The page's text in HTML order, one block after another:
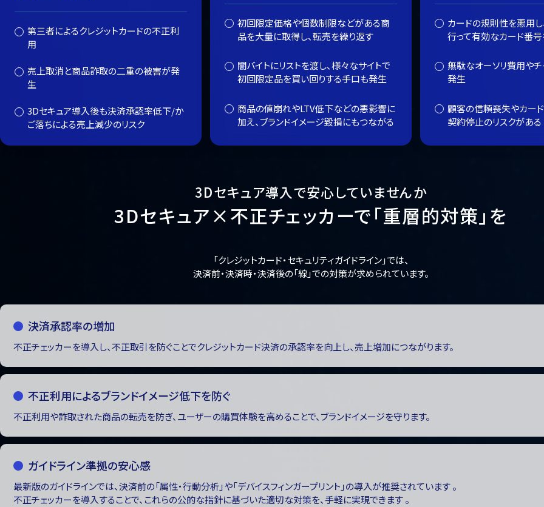
第三者によるクレジットカードの不正利
用
売上取消と商品詐取の二重の被害が発
生
3Dセキュア導入後も決済承認率低下/か
ご落ちによる売上減少のリスク
初回限定価格や個数制限などがある商
品を大量に取得し、転売を繰り返す
闇バイトにリストを渡し、様々なサイトで
初回限定品を買い回りする手口も発生
商品の値崩れやLTV低下などの悪影響に
加え、ブランドイメージ毀損にもつながる
カードの規則性を悪用し
行って有効なカード番
無駄なオーソリ費用やチ
発生
顧客の信頼喪失やカー
契約停止のリスクがある
3Dセキュア導入で安心していませんか
3Dセキュア×不正チェッカーで「重層的対策」を
「クレジットカード・セキュリティガイドライン」では、
決済前・決済時・決済後の「線」での対策が求められています。
決済承認率の増加
不正チェッカーを導入し、不正取引を防ぐことでクレジットカード決済の承認率を向上し、売上増加につながります。
不正利用によるブランドイメージ低下を防ぐ
不正利用や詐取された商品の転売を防ぎ、ユーザーの購買体験を高めることで、ブランドイメージを守ります。
ガイドライン準拠の安心感
最新版のガイドラインでは、決済前の「属性・行動分析」や「デバイスフィンガープリント」の導入が推奨されています 。
不正チェッカーを導入することで、これらの公的な指針に基づいた適切な対策を、手軽に実現できます 。